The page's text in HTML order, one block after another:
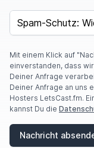
SPAM CAPTCHA
Mit einem Klick auf
einverstanden, dass
Deiner Anfrage
Deiner Anfrage an uns
Hosters LetsCast.fm.
kannst Du die
Nachricht